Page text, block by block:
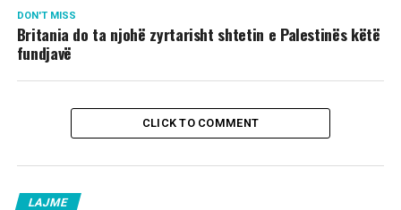
DON'T MISS
Britania do ta njohë zyrtarisht shtetin e Palestinës këtë
fundjavë
CLICK TO COMMENT
LAJME